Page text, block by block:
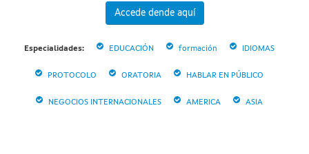
Accede dende aquí
Especialidades: EDUCACIÓN formación IDIOMAS
PROTOCOLO ORATORIA HABLAR EN PÚBLICO
NEGOCIOS INTERNACIONALES AMERICA ASIA